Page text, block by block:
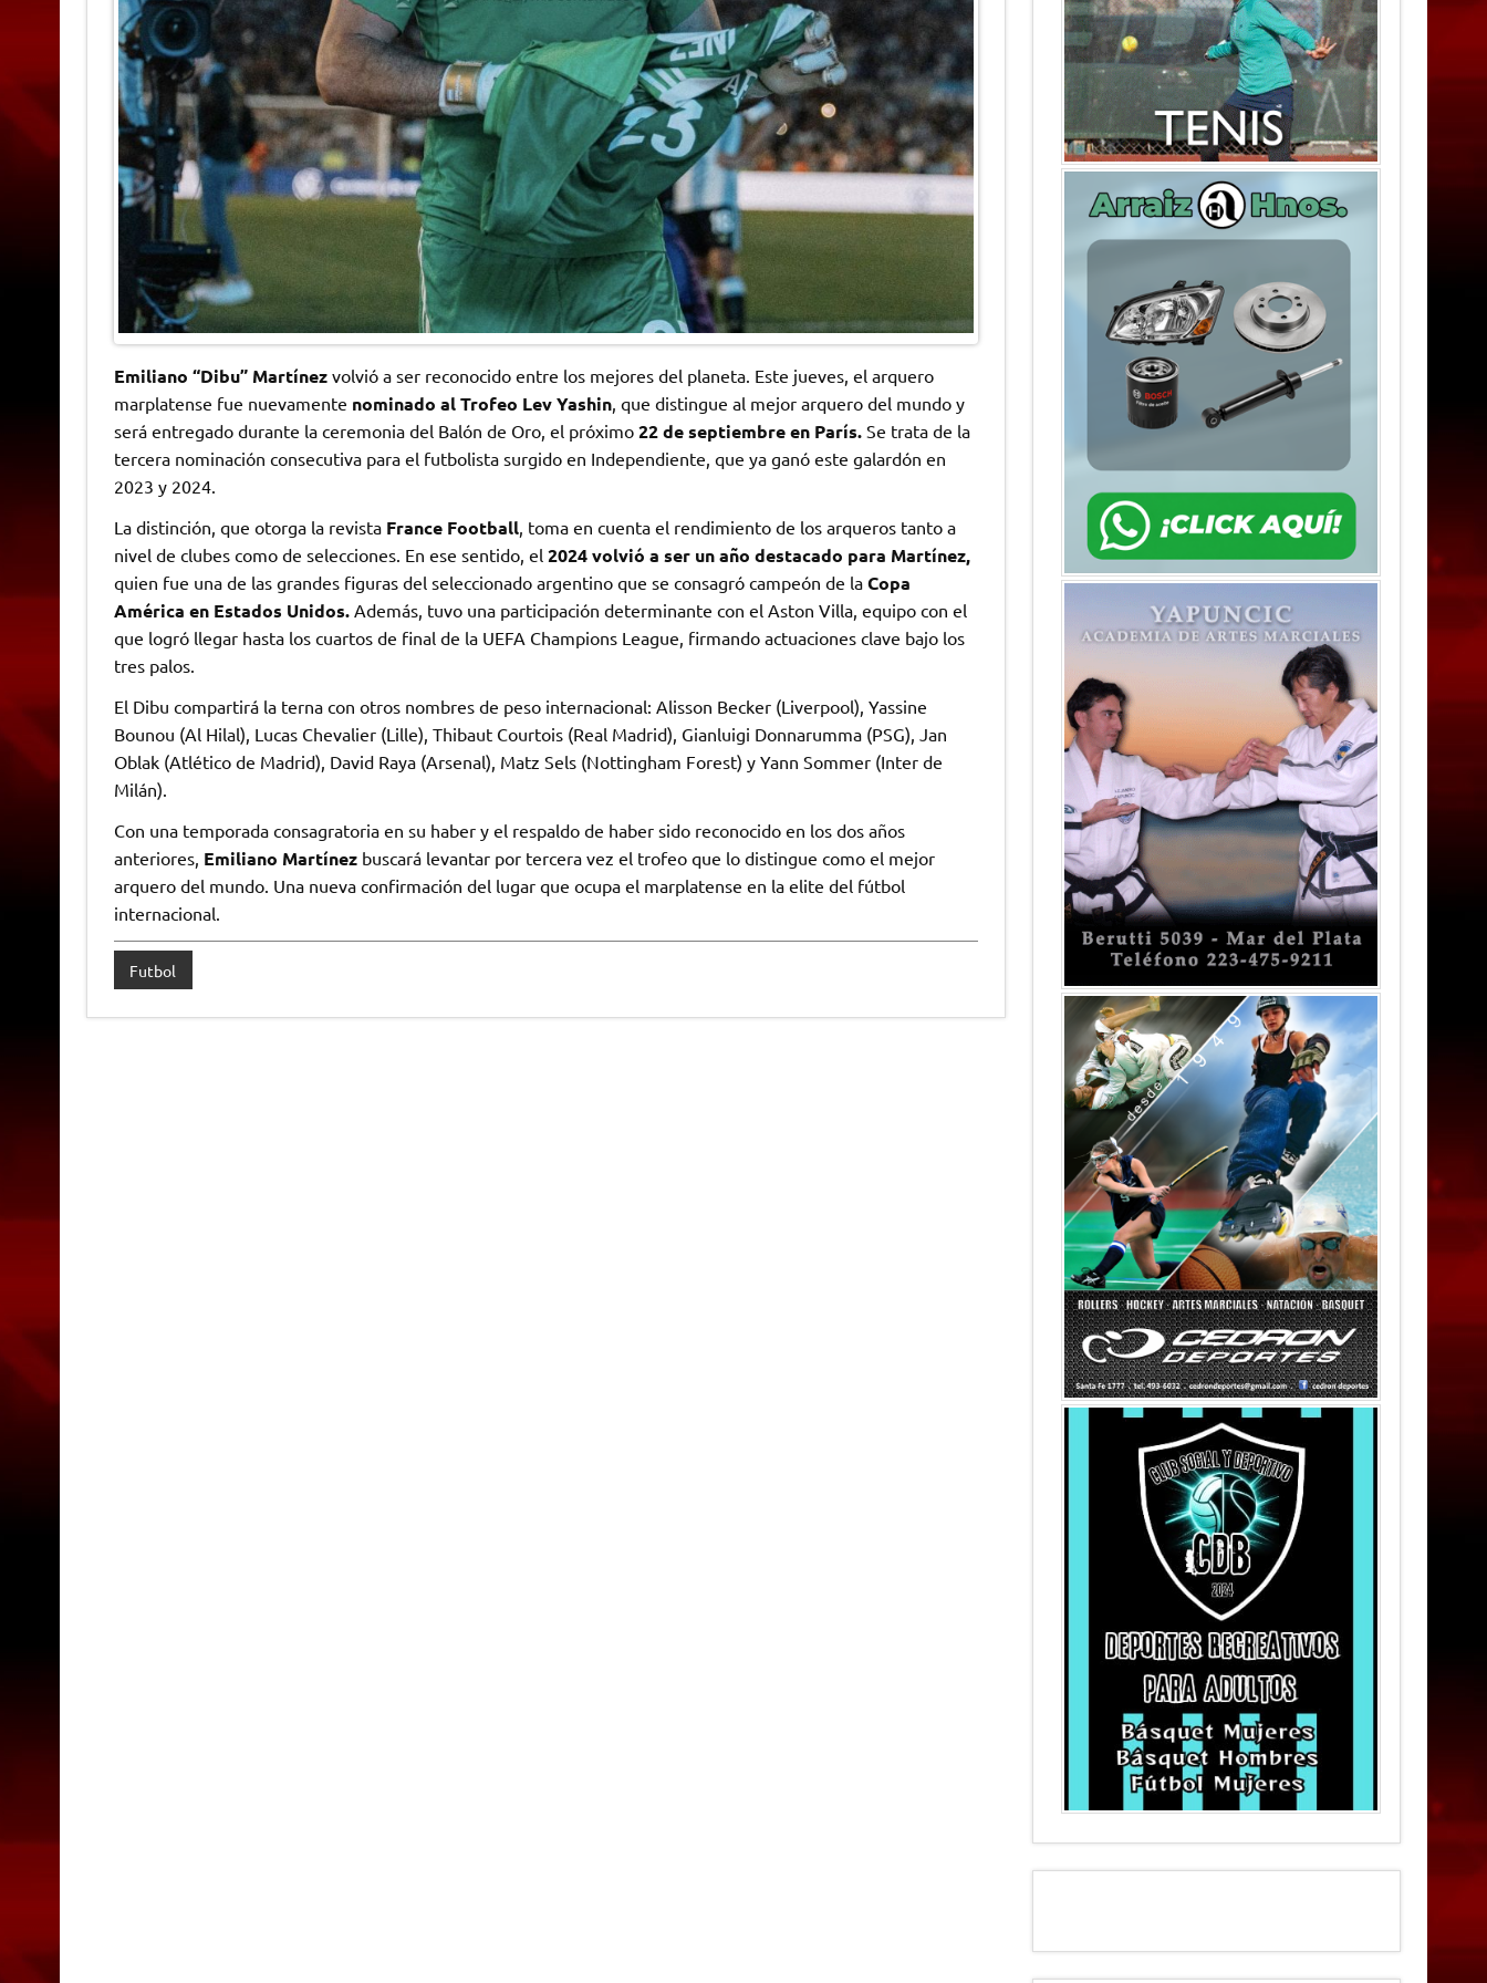
Emiliano “Dibu” Martínezvolvió a ser reconocido entre los mejores del planeta. Este jueves, el arquero
marplatense fue nuevamente nominado al Trofeo Lev Yashin, que distingue al mejor arquero del mundo y
será entregado durante la ceremonia del Balón de Oro, el próximo 22 de septiembre en París.Se trata de la
tercera nominación consecutiva para el futbolista surgido en Independiente, que ya ganó este galardón en
2023 y 2024.
La distinción, que otorga la revista France Football , toma en cuenta el rendimiento de los arqueros tanto a
nivel de clubes como de selecciones. En ese sentido, el 2024 volvió a ser un año destacado para Martínez,
quien fue una de las grandes figuras del seleccionado argentino que se consagró campeón de la Copa
América en Estados Unidos.Además, tuvo una participación determinante con el Aston Villa, equipo con el
que logró llegar hasta los cuartos de final de la UEFA Champions League, firmando actuaciones clave bajo los
tres palos.
El Dibu compartirá la terna con otros nombres de peso internacional: Alisson Becker (Liverpool), Yassine
Bounou (Al Hilal), Lucas Chevalier (Lille), Thibaut Courtois (Real Madrid), Gianluigi Donnarumma (PSG), Jan
Oblak (Atlético de Madrid), David Raya (Arsenal), Matz Sels (Nottingham Forest) y Yann Sommer (Inter de
Milán).
Con una temporada consagratoria en su haber y el respaldo de haber sido reconocido en los dos años
anteriores, Emiliano Martínez buscará levantar por tercera vez el trofeo que lo distingue como el mejor
arquero del mundo. Una nueva confirmación del lugar que ocupa el marplatense en la elite del fútbol
internacional.
Futbol